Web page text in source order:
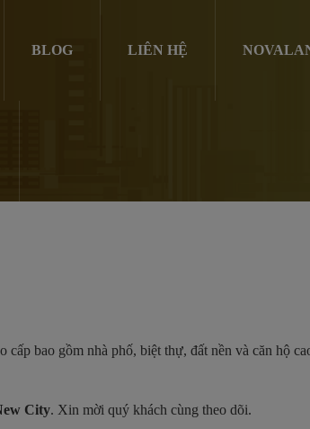
BLOG LIÊN HỆ
cấp bao gồm nhà phố, biệt thự, đất nền và căn hộ
City. Xin mời quý khách cùng theo dõi.